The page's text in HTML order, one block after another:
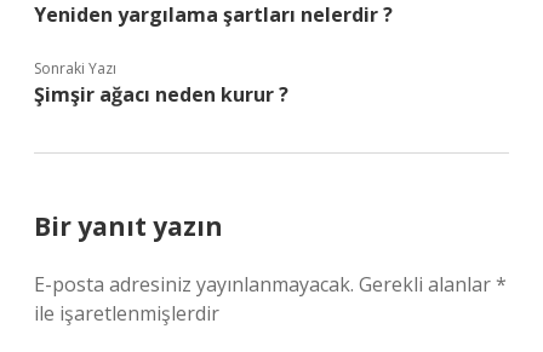
Yeniden yargılama şartları nelerdir ?
Sonraki Yazı
Şimşir ağacı neden kurur ?
Bir yanıt yazın
E-posta adresiniz yayınlanmayacak. Gerekli alanlar*
ile işaretlenmişlerdir